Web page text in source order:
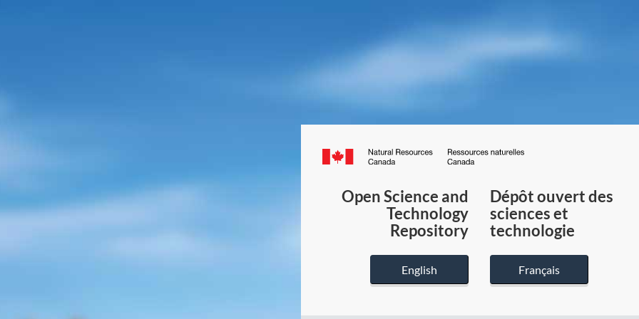
Canada.ca
du
Canada
Open Science and
Technology
Repository
English
Dépôt ouvert des
sciences et
technologie
Français